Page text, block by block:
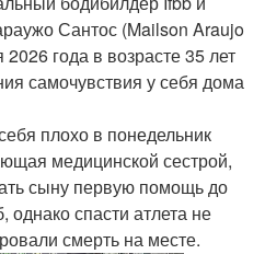
Сантос (Mailson Araujo
года в возрасте 35 лет
самочувствия у себя дома
плохо в понедельник
медицинской сестрой,
сыну первую помощь до
однако спасти атлета не
смерть на месте.